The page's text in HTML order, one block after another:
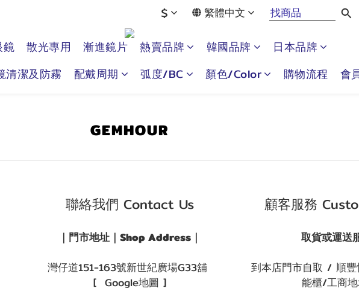
$ 繁體中文
鏡 散光專用 漸進鏡片 熱賣品牌 韓國品牌
日本品牌
清潔及防霧 配戴周期 弧度/BC 顏色/Color 購物流程 會
GEMHOUR
聯絡我們 Contact Us
｜門市地址｜Shop Address｜
灣仔道151-163號新世紀廣場G33舖
[ Google地圖 ]
顧客服務
取貨或運送
到本店門市自取 / 順
能櫃/工商地